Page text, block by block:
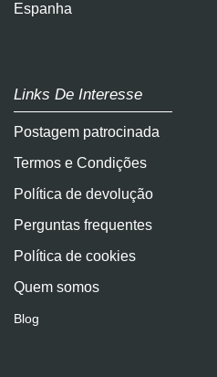
Espanha
Links De Interesse
Postagem patrocinada
Termos e Condições
Política de devolução
Perguntas frequentes
Política de cookies
Quem somos
Blog